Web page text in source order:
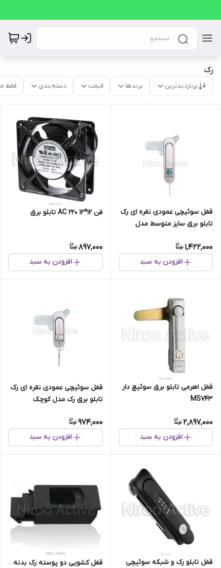
رک
پربازدیدترین برندها قیمت دسته‌بندی فقط
قفل سوئیچی عمودی نقره ای رک
تابلو برق سایز متوسط مدل
1,422,000
افزودن به سبد
فن ۱۲*۱۲ AC ۲۲۰ تابلو برق
897,000
افزودن به سبد
قفل اهرمی تابلو برق سوئیچ دار
MS743
2,897,000
افزودن به سبد
قفل سوئیچی عمودی نقره ای رک
تابلو برق رک مدل کوچک
974,000
افزودن به سبد
قفل تابلو رک و شبکه سوئیچی
قفل کشویی دو پوسته رک بدنه